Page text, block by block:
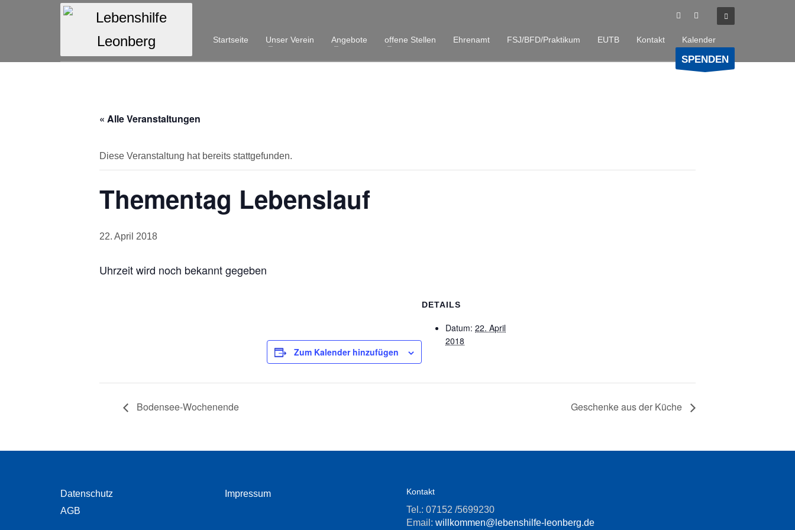
Startseite Unser Verein Angebote offene Stellen Ehrenamt FSJ/BFD/Praktikum EUTB Kontakt Kalender
SPENDEN
« Alle Veranstaltungen
Diese Veranstaltung hat bereits stattgefunden.
Thementag Lebenslauf
22. April 2018
Uhrzeit wird noch bekannt gegeben
Zum Kalender hinzufügen
DETAILS
Datum: 22. April
2018
Bodensee-Wochenende Geschenke aus der Küche
Datenschutz
Impressum
AGB
Kontakt
Tel.: 07152 /5699230
Email: willkommen@lebenshilfe-leonberg.de